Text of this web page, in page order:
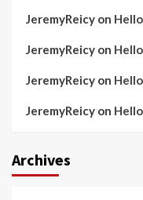
JeremyReicy on
JeremyReicy on
JeremyReicy on
JeremyReicy on
Archives